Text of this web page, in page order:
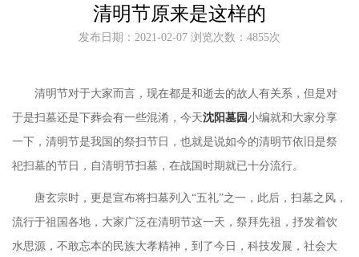
清明节原来是这样的
发布日期：2021-02-07 浏览次数：4855次
清明节对于大家而言，现在都是和逝去的故人有关系，但是对
于是扫墓还是下葬会有一些混淆，今天沈阳墓园小编就和大家分享
一下，清明节是我国的祭扫节日，也就是说如今的清明节依旧是祭
祀扫墓的节日，自清明节扫墓，在战国时期就已十分流行。
唐玄宗时，更是宣布将扫墓列入“五礼”之一，此后，扫墓之风，
流行于祖国各地，大家广泛在清明节这一天，祭拜先祖，抒发着饮
水思源，不敢忘本的民族大孝精神，到了今日，科技发展，社会大